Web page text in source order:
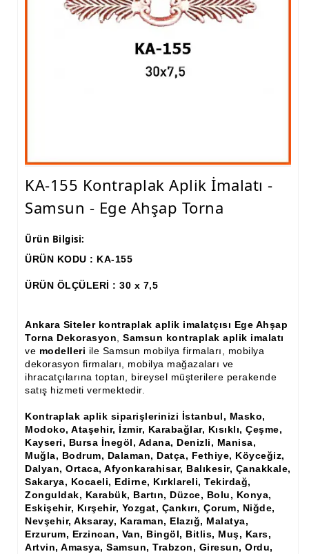
Ham Ahşap Zigon Sehpa İmalatı, Modelleri
Ham Ahşap Fiskos Sehpa İmalatı, Modelleri
Ham Ahşap Orta ve Yan Sehpa İmalatı, Modelleri
Ham Ahşap Konsol İmalatı, Modelleri
Ham Ahşap Saksılık Çiçeklik İmalatı, Modelleri
Ham Ahşap Makyaj Masası İmalatı Modelleri
Ham Ahşap Çalışma Masası İmalatı, Modelleri
Ham Ahşap Boy Aynası İmalatı, Modelleri
Ham Ahşap Şifonyer İmalatı Modelleri
Ham Ahşap Kitaplık İmalatı, Modelleri
Ham Ahşap Gümüşlük, Kaşıklık İmalatı, Modelleri
Ham Ahşap Koltuk İmalatı, Modelleri
Ham Ahşap Josefin Koltuk İskelet İmalatı, Modelleri
Ham Ahşap Ayna Çerçeve İmalatı, Modelleri
Ham Ahşap Dekoratif Ürün İmalatı, Modelleri
KA-155 Kontraplak Aplik İmalatı -
Samsun - Ege Ahşap Torna
Ürün Bilgisi:
ÜRÜN KODU : KA-155
ÜRÜN ÖLÇÜLERİ : 30 x 7,5
Ankara Siteler kontraplak aplik imalatçısı Ege Ahşap
Torna Dekorasyon
Samsun kontraplak aplik imalatı
ve modelleri ile Samsun mobilya firmaları, mobilya
dekorasyon firmaları, mobilya mağazaları ve
ihracatçılarına toptan, bireysel müşterilere perakende
satış hizmeti vermektedir.
Kontraplak aplik siparişlerinizi İstanbul, Masko,
Modoko, Ataşehir, İzmir, Karabağlar, Kısıklı, Çeşme,
Kayseri, Bursa İnegöl, Adana, Denizli, Manisa,
Muğla, Bodrum, Dalaman, Datça, Fethiye, Köyceğiz,
Dalyan, Ortaca, Afyonkarahisar, Balıkesir, Çanakkale,
Sakarya, Kocaeli, Edirne, Kırklareli, Tekirdağ,
Zonguldak, Karabük, Bartın, Düzce, Bolu, Konya,
Eskişehir, Kırşehir, Yozgat, Çankırı, Çorum, Niğde,
Nevşehir, Aksaray, Karaman, Elazığ, Malatya,
Erzurum, Erzincan, Van, Bingöl, Bitlis, Muş, Kars,
Artvin, Amasya, Samsun, Trabzon, Giresun, Ordu,